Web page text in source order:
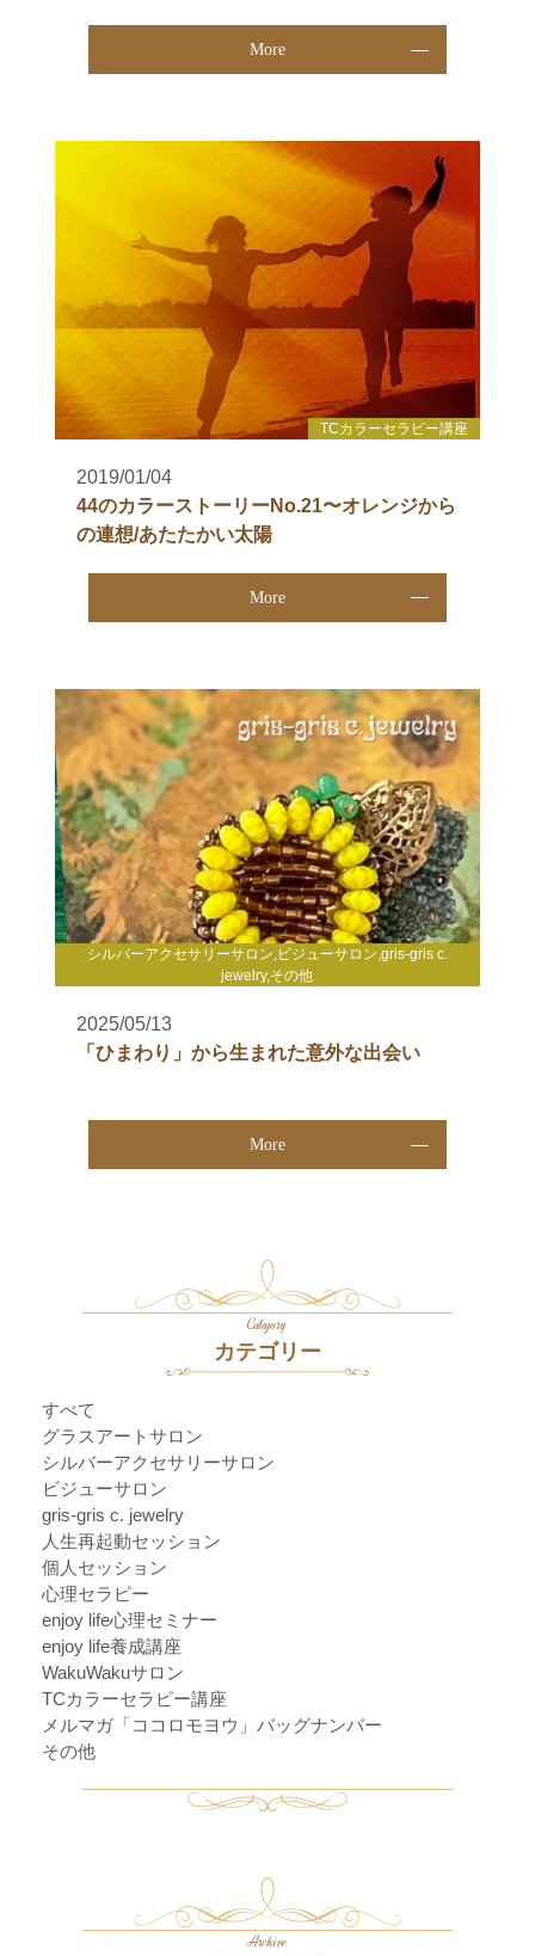
More
TCカラーセラピー講座
2019/01/04
44のカラーストーリーNo.21〜オレンジから
の連想/あたたかい太陽
More
シルバーアクセサリーサロン,ビジューサロン,gris-gris c.
jewelry,その他
2025/05/13
「ひまわり」から生まれた意外な出会い
More
Category
カテゴリー
すべて
グラスアートサロン
シルバーアクセサリーサロン
ビジューサロン
gris-gris c. jewelry
人生再起動セッション
個人セッション
心理セラピー
enjoy life心理セミナー
enjoy life養成講座
WakuWakuサロン
TCカラーセラピー講座
メルマガ「ココロモヨウ」バッグナンバー
その他
Archive